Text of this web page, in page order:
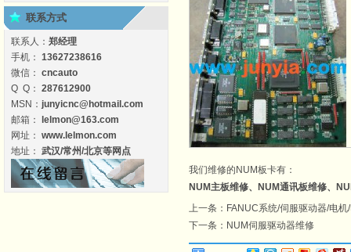
我们维修的NUM板卡有：
NUM主板维修、NUM通讯板维修、
上一条： FANUC系统/伺服驱动器/电
下一条： NUM伺服驱动器维修
联系方式
联系人： 郑经理
手机： 13627238616
微信： cncauto
Q Q： 287612900
MSN： junyicnc@hotmail.com
邮箱：
lelmon@163.com
网址： www.lelmon.com
地址： 武汉/常州/北京等网点